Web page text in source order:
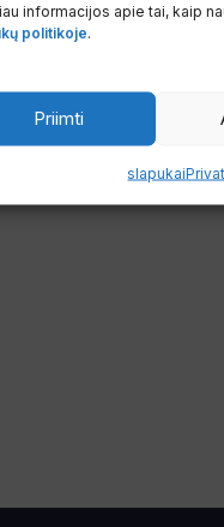
informacijos apie tai, kaip
politikoje.
Priimti
slapukai